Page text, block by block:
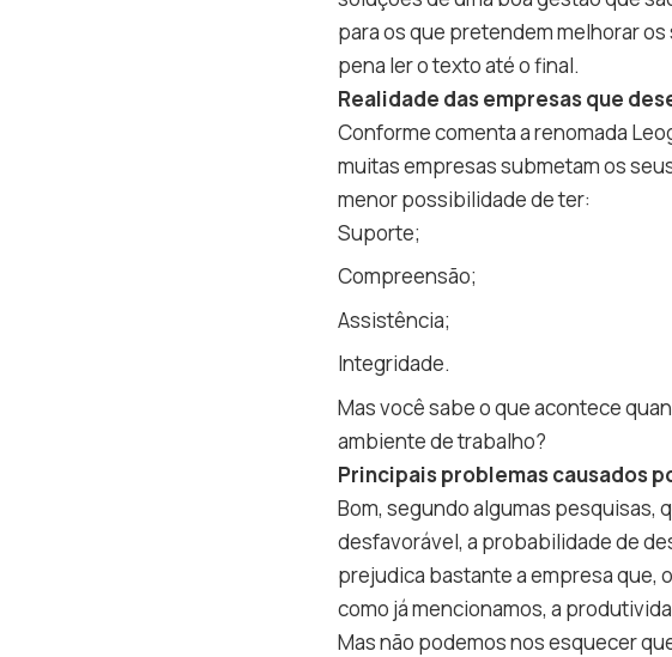
para os que pretendem melhorar
pena ler o texto até o final.
Realidade das empresas que
Conforme comenta a renomada
muitas empresas submetam os
menor possibilidade de ter:
Suporte;
Compreensão;
Assistência;
Integridade.
Mas você sabe o que acontece
ambiente de trabalho?
Principais problemas causados
Bom, segundo algumas pesquisas,
desfavorável, a probabilidade de
prejudica bastante a empresa que,
como já mencionamos, a
Mas não podemos nos esquecer